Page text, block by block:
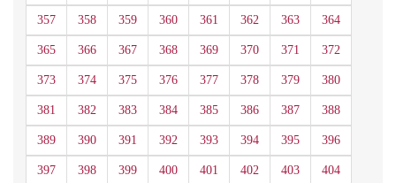
357 358 359 360 361 362 363 364
365 366 367 368 369 370 371 372
373 374 375 376 377 378 379 380
381 382 383 384 385 386 387 388
389 390 391 392 393 394 395 396
397 398 399 400 401 402 403 404